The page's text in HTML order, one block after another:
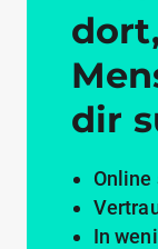
dir
Online
In